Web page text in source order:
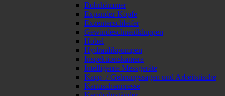
Bohrhämmer
Expander Köpfe
Exzenterschleifer
Gewindeschneidkluppen
Hobel
Hydraulikpumpen
Inspektionskamera
Intelligente Messgeräte
Kapp- / Gehrungssägen und Arbeitstische
Kartuschenpresse